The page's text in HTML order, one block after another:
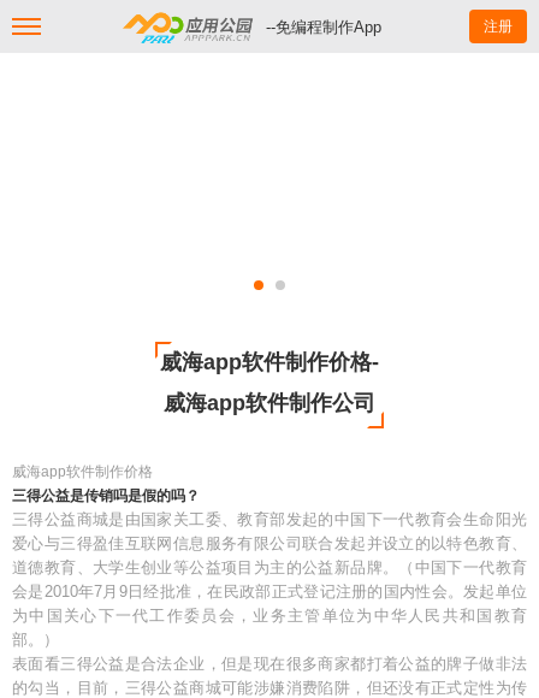
--免编程制作App 注册
威海app软件制作价格-
威海app软件制作公司
威海app软件制作价格
三得公益是传销吗是假的吗？
三得公益商城是由国家关工委、教育部发起的中国下一代教育会生命阳光
爱心与三得盈佳互联网信息服务有限公司联合发起并设立的以特色教育、
道德教育、大学生创业等公益项目为主的公益新品牌。（中国下一代教育
会是2010年7月9日经批准，在民政部正式登记注册的国内性会。发起单位
为中国关心下一代工作委员会，业务主管单位为中华人民共和国教育
部。）
表面看三得公益是合法企业，但是现在很多商家都打着公益的牌子做非法
的勾当，目前，三得公益商城可能涉嫌消费陷阱，但还没有正式定性为传